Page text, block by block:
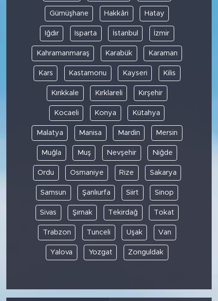
Gümüşhane Hakkâri Hatay
Iğdır Isparta İstanbul İzmir
Kahramanmaraş Karabük Karaman
Kars Kastamonu Kayseri Kilis
Kırıkkale Kırklareli Kırşehir
Kocaeli Konya Kütahya
Malatya Manisa Mardin Mersin
Muğla Muş Nevşehir Niğde
Ordu Osmaniye Rize Sakarya
Samsun Şanlıurfa Siirt Sinop
Sivas Şırnak Tekirdağ Tokat
Trabzon Tunceli Uşak Van
Yalova Yozgat Zonguldak